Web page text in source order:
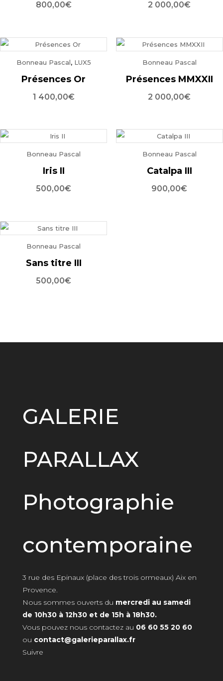
800,00€ 2 000,00€
Bonneau Pascal, LUX5
Présences Or
1 400,00€
Bonneau Pascal
Présences MMXXII
2 000,00€
Bonneau Pascal
Iris II
500,00€
Bonneau Pascal
Catalpa III
900,00€
Bonneau Pascal
Sans titre III
500,00€
GALERIE
PARALLAX
Photographie
contemporaine
3 rue des Epinaux (place des trois ormeaux) Aix en
Provence.
Nous sommes ouverts du mercredi au samedi
de 10h30 à 12h30 et de 15h à 18h30.
Vous pouvez nous contactez au 06 60 55 20 60
ou contact@galerieparallax.fr
Suivre